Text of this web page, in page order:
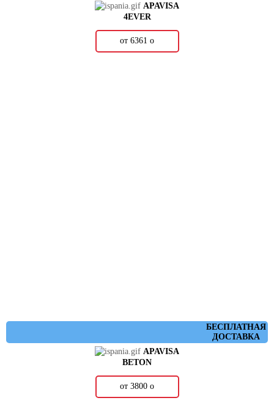
APAVISA
4EVER
от 6361 о
БЕСПЛАТНАЯ
ДОСТАВКА
APAVISA
BETON
от 3800 о